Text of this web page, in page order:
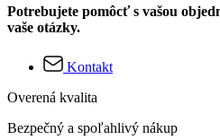
Potrebujete pomôcť s vašou
vaše otázky.
Kontakt
Overená kvalita
Bezpečný a spoľahlivý nákup